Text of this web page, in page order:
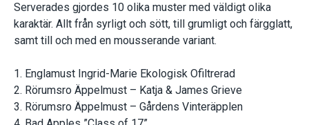
Serverades gjordes 10 olika muster med väldigt olika
karaktär. Allt från syrligt och sött, till grumligt och färgglatt,
samt till och med en mousserande variant.
1. Englamust Ingrid-Marie Ekologisk Ofiltrerad
2. Rörumsro Äppelmust – Katja & James Grieve
3. Rörumsro Äppelmust – Gårdens Vinteräpplen